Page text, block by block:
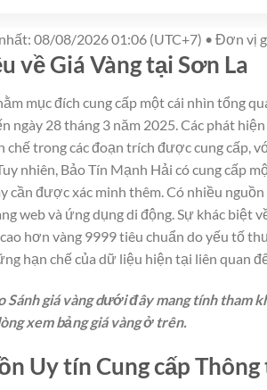
08/08/2026 01:06 (UTC+7) • Đơn vị
về Giá Vàng tại Sơn La
mục đích cung cấp một cái nhìn tổng
ngày 28 tháng 3 năm 2025. Các phát
chế trong các đoạn trích được cung cấp,
nhiên, Bảo Tín Mạnh Hải có cung cấp
cần được xác minh thêm. Có nhiều
web và ứng dụng di động. Sự khác biệt
hơn vàng 9999 tiêu chuẩn do yếu tố
hạn chế của dữ liệu hiện tại liên quan
Sánh giá vàng dưới đây mang tính tham
xem bảng giá vàng ở trên.
Uy tín Cung cấp